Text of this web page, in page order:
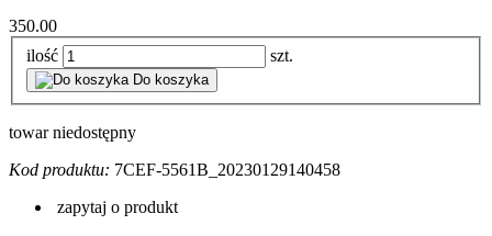
350.00
ilość
szt.
Do koszyka
towar niedostępny
Kod produktu: 7CEF-5561B_20230129140458
zapytaj o produkt